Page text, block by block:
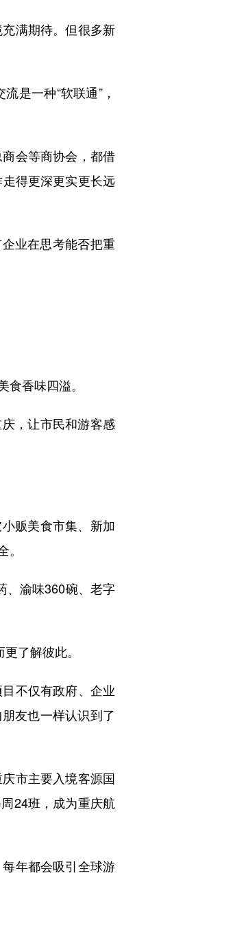
满期待。但很多新
是一种“软联通”，
会等商协会，都借
得更深更实更长远
业在思考能否把重
香味四溢。
，让市民和游客感
贩美食市集、新加
、渝味360碗、老字
了解彼此。
不仅有政府、企业
友也一样认识到了
市主要入境客源国
24班，成为重庆航
年都会吸引全球游